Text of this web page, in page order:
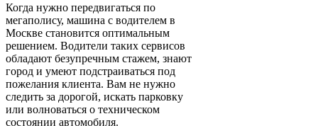
Когда нужно передвигаться по
мегаполису, машина с водителем в
Москве становится оптимальным
решением. Водители таких сервисов
обладают безупречным стажем, знают
город и умеют подстраиваться под
пожелания клиента. Вам не нужно
следить за дорогой, искать парковку
или волноваться о техническом
состоянии автомобиля.